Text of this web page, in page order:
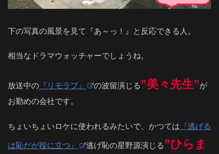
下の写真の風景を見て『あ～っ！』と反応できる人。
相当なドラマウォッチャーでしょうね。
放送中の 『リモラブ』 の波留演じる”美々先生”が
お勤めの会社です。
ちょいちょいロケに使われるみたいで、かつては 『逃げる
は恥だが役に立つ』 逃げ恥の星野源演じる”ひらま